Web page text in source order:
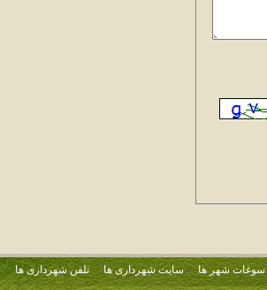
سوغات شهر ها سایت شهرداری ها تلفن شهرداری ها